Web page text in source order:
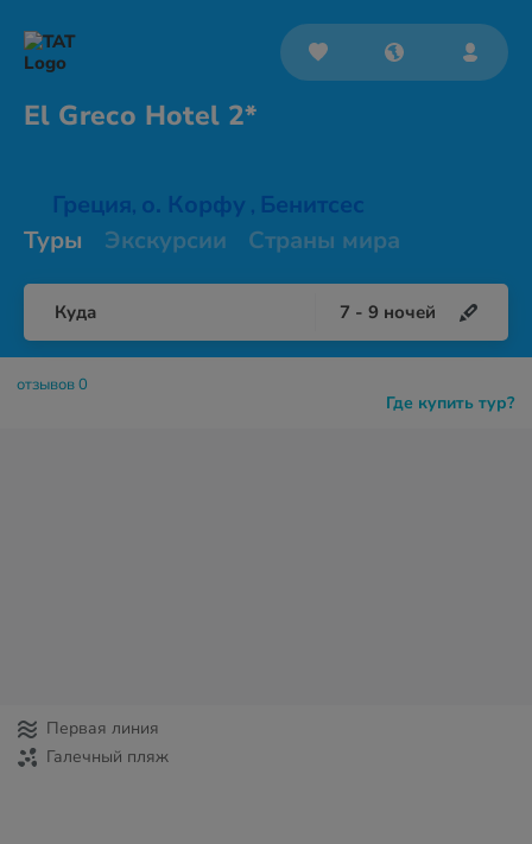
El Greco Hotel 2*
Греция, о. Корфу , Бенитсес
Туры
Экскурсии Страны мира
Куда 7 - 9 ночей
Где купить тур?
отзывов 0
Первая линия
Галечный пляж